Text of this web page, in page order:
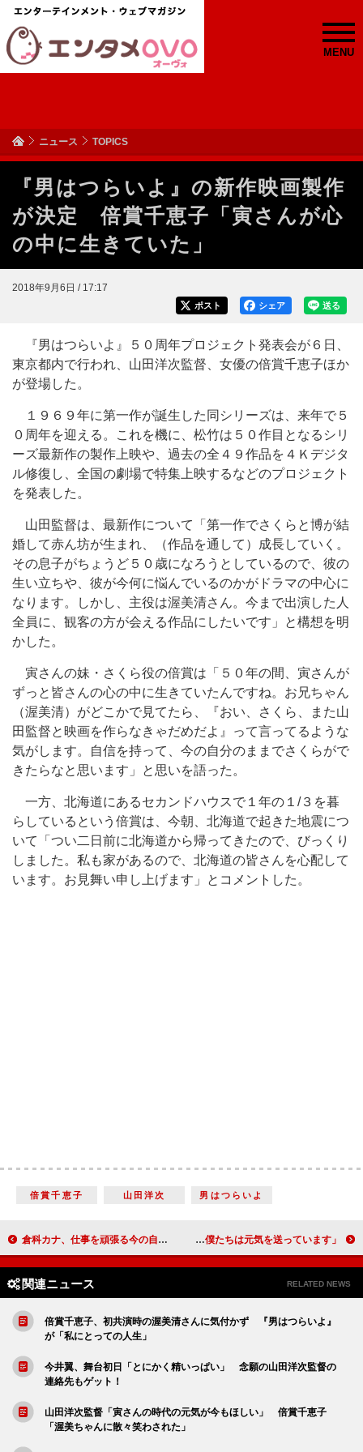
MENU
ニュース TOPICS
『男はつらいよ』の新作映画製作
が決定 倍賞千恵子「寅さんが心
の中に生きていた」
2018年9月6日 / 17:17
送る
シェア
ポスト
『男はつらいよ』５０周年プロジェクト発表会が６日、
東京都内で行われ、山田洋次監督、女優の倍賞千恵子ほか
が登場した。
１９６９年に第一作が誕生した同シリーズは、来年で５
０周年を迎える。これを機に、松竹は５０作目となるシリ
ーズ最新作の製作上映や、過去の全４９作品を４Ｋデジタ
ル修復し、全国の劇場で特集上映するなどのプロジェクト
を発表した。
山田監督は、最新作について「第一作でさくらと博が結
婚して赤ん坊が生まれ、（作品を通して）成長していく。
その息子がちょうど５０歳になろうとしているので、彼の
生い立ちや、彼が今何に悩んでいるのかがドラマの中心に
なります。しかし、主役は渥美清さん。今まで出演した人
全員に、観客の方が会える作品にしたいです」と構想を明
かした。
寅さんの妹・さくら役の倍賞は「５０年の間、寅さんが
ずっと皆さんの心の中に生きていたんですね。お兄ちゃん
（渥美清）がどこかで見てたら、『おい、さくら、また山
田監督と映画を作らなきゃだめだよ』って言ってるような
気がします。自信を持って、今の自分のままでさくらがで
きたらなと思います」と思いを語った。
一方、北海道にあるセカンドハウスで１年の１/３を暮
らしているという倍賞は、今朝、北海道で起きた地震につ
いて「つい二日前に北海道から帰ってきたので、びっくり
しました。私も家があるので、北海道の皆さんを心配して
います。お見舞い申し上げます」とコメントした。
倍賞千恵子 山田洋次 男はつらいよ
倉科カナ、仕事を頑張る今の自分が「好き」 昔は「３０歳で家庭を持っているものと…」 キスマイ玉森裕太らが地震被害の北海道にエール 千賀健永「僕たちは元気を送っています」
関連ニュース RELATED NEWS
倍賞千恵子、初共演時の渥美清さんに気付かず 『男はつらいよ』
が「私にとっての人生」
今井翼、舞台初日「とにかく精いっぱい」 念願の山田洋次監督の
連絡先もゲット！
山田洋次監督「寅さんの時代の元気が今もほしい」 倍賞千恵子
「渥美ちゃんに散々笑わされた」